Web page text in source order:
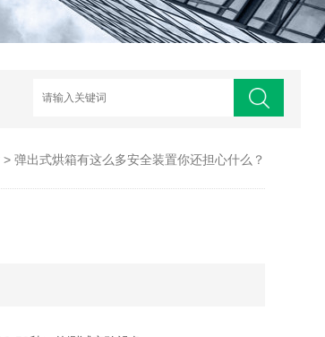
> 弹出式烘箱有这么多安全装置你还担心什么？